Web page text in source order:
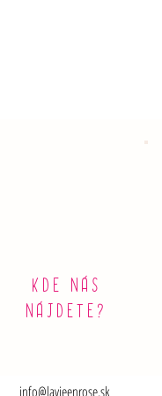
KDE NÁS
NÁJDETE?
info@lavieenrose.sk